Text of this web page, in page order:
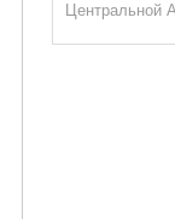
Центральной